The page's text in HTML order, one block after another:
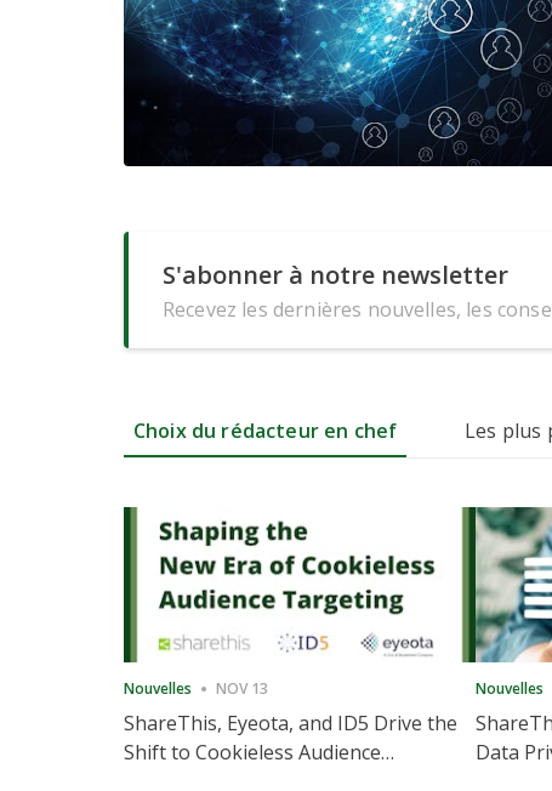
S'abonner à notre newsletter
Recevez les dernières nouvelles, les
Choix du rédacteur en chef Les plus
Nouvelles NOV 13
ShareThis, Eyeota, and ID5 Drive the
Shift to Cookieless Audience
Nouvelles
Data